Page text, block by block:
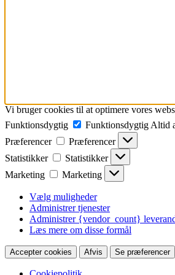
Vi bruger cookies til at optimere vores
Funktionsdygtig
Funktionsdygtig Altid
Præferencer
Præferencer
Statistikker
Statistikker
Marketing
Marketing
Vælg muligheder
Administrer tjenester
Administrer {vendor_count}
Læs mere om disse formål
Accepter cookies Afvis Se præferencer